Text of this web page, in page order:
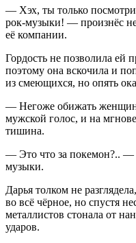
— Хэх, ты только
рок-музыки! — произнёс
её компании.
Гордость не позволила ей
поэтому она вскочила и
из смеющихся, но опять
— Негоже обижать
мужской голос, и на
тишина.
— Это что за покемон?.. —
музыки.
Дарья толком не
во всё чёрное, но спустя
металлистов стонала от
ударов.